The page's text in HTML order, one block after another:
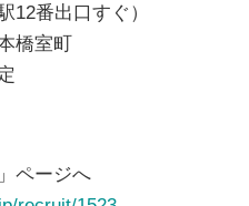
12番出口すぐ）
橋室町
ページへ